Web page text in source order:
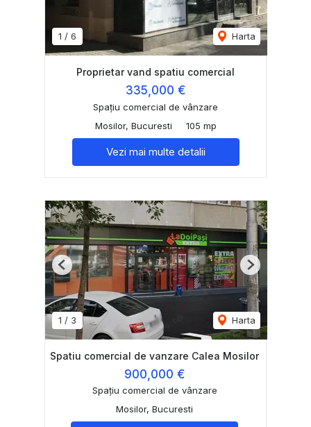
1 / 6 Harta
Proprietar vand spatiu comercial
335,000 €
Spațiu comercial de vânzare
Mosilor, Bucuresti
105 mp
Vezi mai multe detalii
1 / 3 Harta
Previous Next
Spatiu comercial de vanzare Calea Mosilor
900,000 €
Spațiu comercial de vânzare
Mosilor, Bucuresti